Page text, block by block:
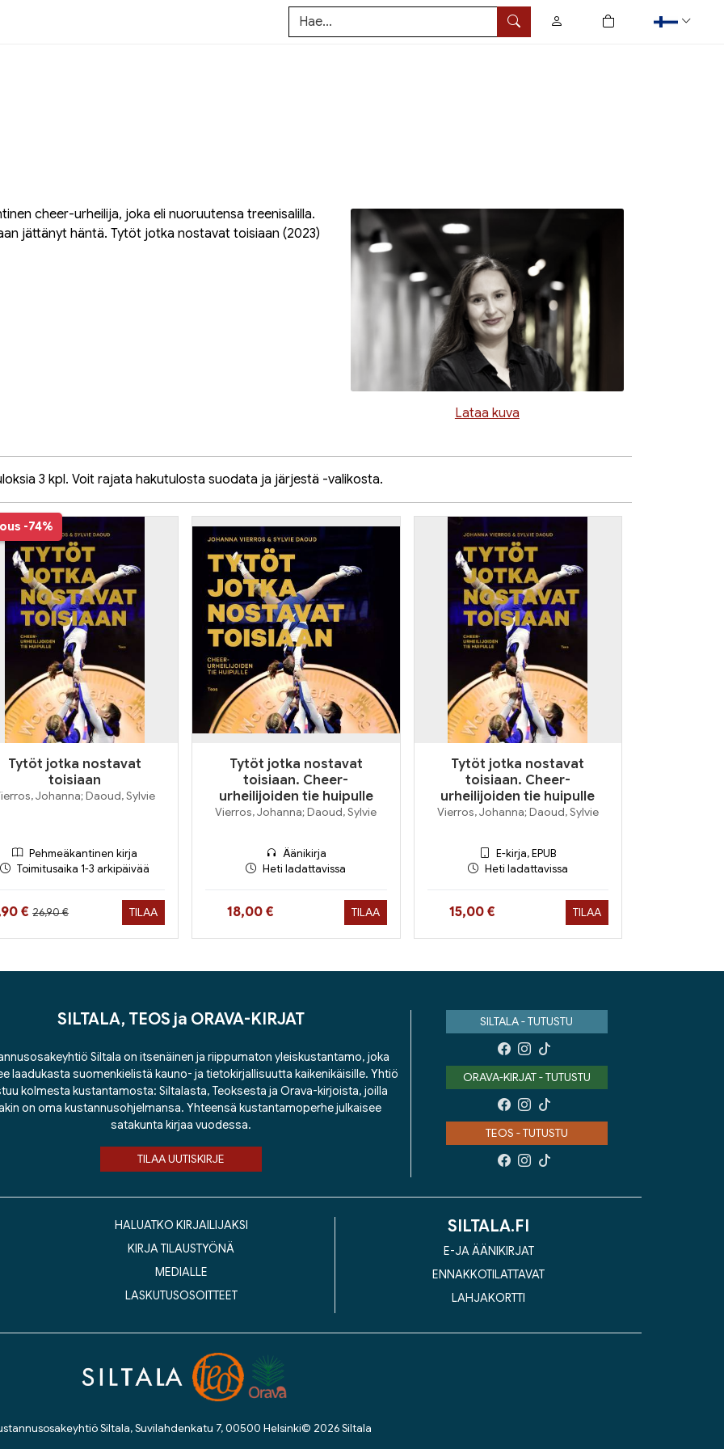
Hae
0
tuotetta ostoskorissa
Lataa kuva
cheer-urheilija, joka eli nuoruutensa treenisalilla.
jättänyt häntä. Tytöt jotka nostavat toisiaan (2023)
3 kpl. Voit rajata hakutulosta suodata ja järjestä -valikosta.
-74%
Tytöt jotka nostavat
toisiaan
Johanna; Daoud, Sylvie
Pehmeäkantinen kirja
Toimitusaika 1-3 arkipäivää
nyt
€Hinta aiemmin
26,90 € TILAA
Tytöt jotka nostavat
toisiaan. Cheer-
urheilijoiden tie huipulle
Vierros, Johanna; Daoud, Sylvie
Äänikirja
Heti ladattavissa
Hinta nyt
18,00 € TILAA
Tytöt jotka nostavat
toisiaan. Cheer-
urheilijoiden tie huipulle
Vierros, Johanna; Daoud, Sylvie
E-kirja, EPUB
Heti ladattavissa
Hinta nyt
15,00 € TILAA
SILTALA, TEOS ja ORAVA-KIRJAT
Siltala on itsenäinen ja riippumaton yleiskustantamo, joka
laadukasta suomenkielistä kauno- ja tietokirjallisuutta kaikenikäisille. Yhtiö
kolmesta kustantamosta: Siltalasta, Teoksesta ja Orava-kirjoista, joilla
on oma kustannusohjelmansa. Yhteensä kustantamoperhe julkaisee
satakunta kirjaa vuodessa.
TILAA UUTISKIRJE
SILTALA - TUTUSTU
ORAVA-KIRJAT - TUTUSTU
TEOS - TUTUSTU
HALUATKO KIRJAILIJAKSI
KIRJA TILAUSTYÖNÄ
MEDIALLE
LASKUTUSOSOITTEET
SILTALA.FI
E-JA ÄÄNIKIRJAT
ENNAKKOTILATTAVAT
LAHJAKORTTI
Siltala, Suvilahdenkatu 7, 00500 Helsinki© 2026 Siltala